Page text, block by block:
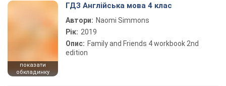
показати
обкладинку
ГДЗ Англійська мова 4 клас
Автори: Naomi Simmons
Рік: 2019
Опис: Family and Friends 4 workbook 2nd
edition